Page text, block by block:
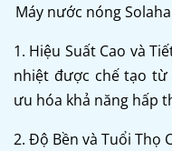
Máy nước nóng
1. Hiệu Suất Cao và
nhiệt được chế tạo
ưu hóa khả năng hấp
2. Độ Bền và Tuổi Thọ